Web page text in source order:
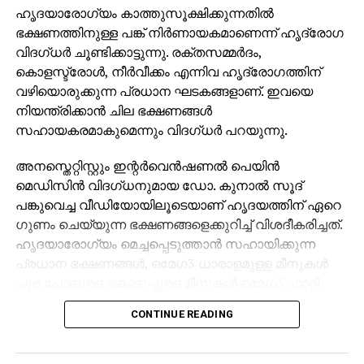
ഹൃദയാരോഗ്യം കാത്തുസൂക്ഷിക്കുന്നതില്‍
ഭക്ഷണത്തിനുള്ള പങ്ക് നിര്‍ണായകമാണെന്ന് ഹൃദ്രോഗ
വിദഗ്ധര്‍ ചൂണ്ടിക്കാട്ടുന്നു. രക്തസമ്മര്‍ദം,
കൊളസ്ട്രോള്‍, നീര്‍വീക്കം എന്നിവ ഹൃദ്രോഗത്തിന്
വഴിയൊരുക്കുന്ന പ്രധാന ഘടകങ്ങളാണ്. ഇവയെ
നിയന്ത്രിക്കാന്‍ ചില ഭക്ഷണങ്ങള്‍
സഹായകരമാകുമെന്നും വിദഗ്ധര്‍ പറയുന്നു.
അനസ്തെറ്റിസ്റ്റും ഇന്റര്‍വെന്‍ഷണല്‍ പെയിന്‍
മെഡിസിന്‍ വിദഗ്ധനുമായ ഡോ. കുനാല്‍ സൂദ്
പങ്കുവെച്ച വീഡിയോയിലൂടെയാണ് ഹൃദയത്തിന് ഏറെ
ഗുണം ചെയ്യുന്ന ഭക്ഷണങ്ങളെക്കുറിച്ച് വിശദീകരിച്ചത്.
ഹൃദയാരോഗ്യം മെച്ചപ്പെടുത്താന്‍ സഹായിക്കുന്ന
പ്രധാന ഭക്ഷണങ്ങള്‍, ഒമേഗ3 ധാരാളമുള്ള മീനുകള്‍
ആസിഡിന്റെ മികച്ച ഉറവിടമാണ്.
കരള്‍, ശ്വാസകോശം, രക്തക്കുഴലുകള്‍ എന്നിവയുടെ
CONTINUE READING